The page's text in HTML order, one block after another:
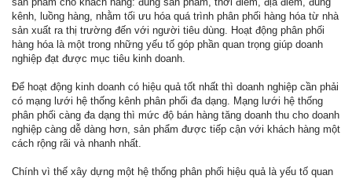
kênh, luồng hàng, nhằm tối ưu hóa quá trình phân phối hàng hóa từ nhà
sản xuất ra thị trường đến với người tiêu dùng. Hoạt động phân phối
hàng hóa là một trong những yếu tố góp phần quan trọng giúp doanh
nghiệp đạt được mục tiêu kinh doanh.
Để hoạt động kinh doanh có hiệu quả tốt nhất thì doanh nghiệp cần phải
có mạng lưới hệ thống kênh phân phối đa dạng. Mạng lưới hệ thống
phân phối càng đa dạng thì mức độ bán hàng tăng doanh thu cho doanh
nghiệp càng dễ dàng hơn, sản phẩm được tiếp cận với khách hàng một
cách rộng rãi và nhanh nhất.
Chính vì thế xây dựng một hệ thống phân phối hiệu quả là yếu tố quan